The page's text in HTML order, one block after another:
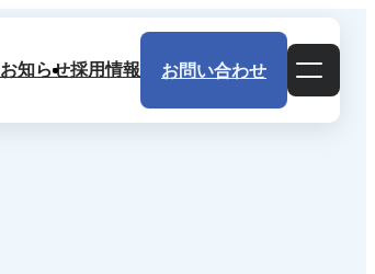
お知らせ採用情報 お問い合わせ